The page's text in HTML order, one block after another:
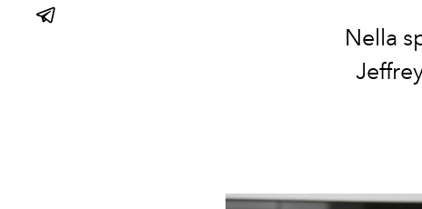
Nella